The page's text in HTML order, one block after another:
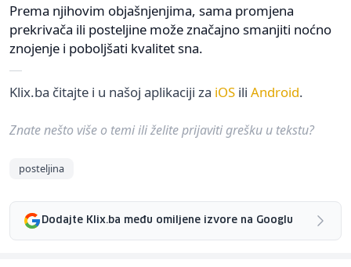
Prema njihovim objašnjenjima, sama promjena
prekrivača ili posteljine može značajno smanjiti noćno
znojenje i poboljšati kvalitet sna.
Klix.ba čitajte i u našoj aplikaciji za iOS ili Android.
Znate nešto više o temi ili želite prijaviti grešku u tekstu?
posteljina
Dodajte Klix.ba među omiljene izvore na Googlu